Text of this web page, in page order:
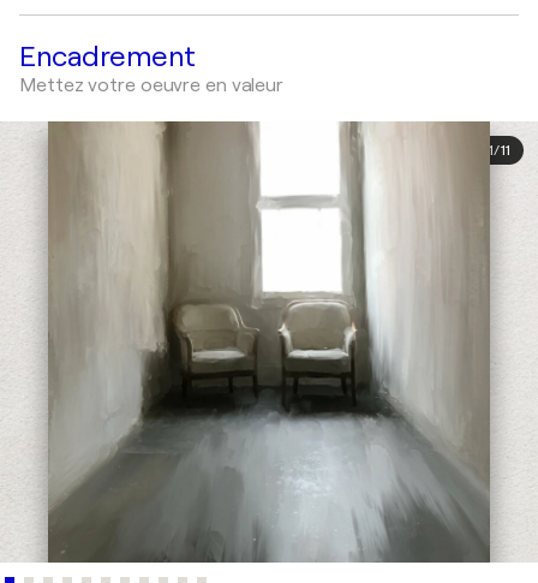
Encadrement
Mettez votre oeuvre en valeur
1/11